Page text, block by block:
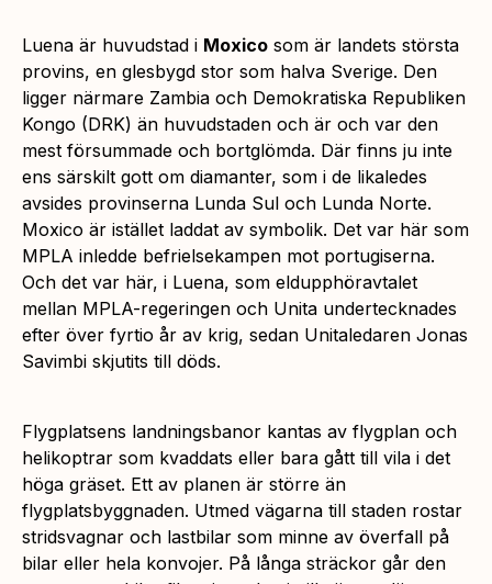
Luena är huvudstad i Moxico som är landets största
provins, en glesbygd stor som halva Sverige. Den
ligger närmare Zambia och Demokratiska Republiken
Kongo (DRK) än huvudstaden och är och var den
mest försummade och bortglömda. Där finns ju inte
ens särskilt gott om diamanter, som i de likaledes
avsides provinserna Lunda Sul och Lunda Norte.
Moxico är istället laddat av symbolik. Det var här som
MPLA inledde befrielsekampen mot portugiserna.
Och det var här, i Luena, som eldupphöravtalet
mellan MPLA-regeringen och Unita undertecknades
efter över fyrtio år av krig, sedan Unitaledaren Jonas
Savimbi skjutits till döds.
Flygplatsens landningsbanor kantas av flygplan och
helikoptrar som kvaddats eller bara gått till vila i det
höga gräset. Ett av planen är större än
flygplatsbyggnaden. Utmed vägarna till staden rostar
stridsvagnar och lastbilar som minne av överfall på
bilar eller hela konvojer. På långa sträckor går den